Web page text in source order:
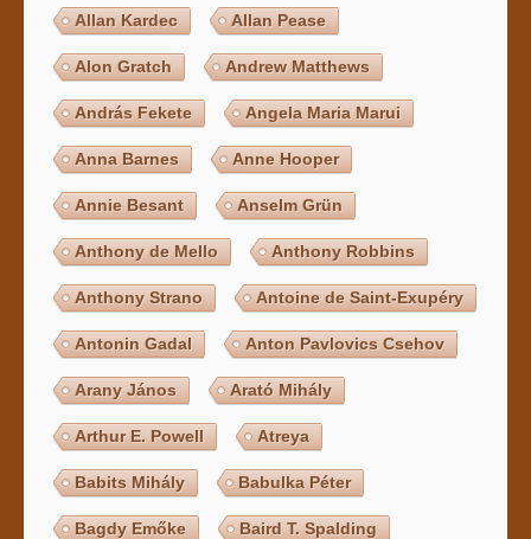
Allan Kardec Allan Pease
Alon Gratch Andrew Matthews
András Fekete Angela Maria Marui
Anna Barnes Anne Hooper
Annie Besant Anselm Grün
Anthony de Mello Anthony Robbins
Anthony Strano Antoine de Saint-Exupéry
Antonin Gadal Anton Pavlovics Csehov
Arany János Arató Mihály
Arthur E. Powell Atreya
Babits Mihály Babulka Péter
Bagdy Emőke Baird T. Spalding